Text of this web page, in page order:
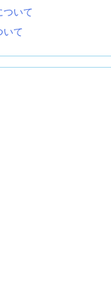
ついて
いて